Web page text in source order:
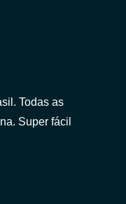
Todas as
Super fácil